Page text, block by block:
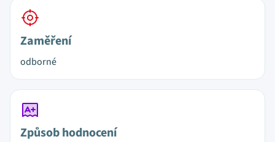
Zaměření
odborné
Způsob hodnocení